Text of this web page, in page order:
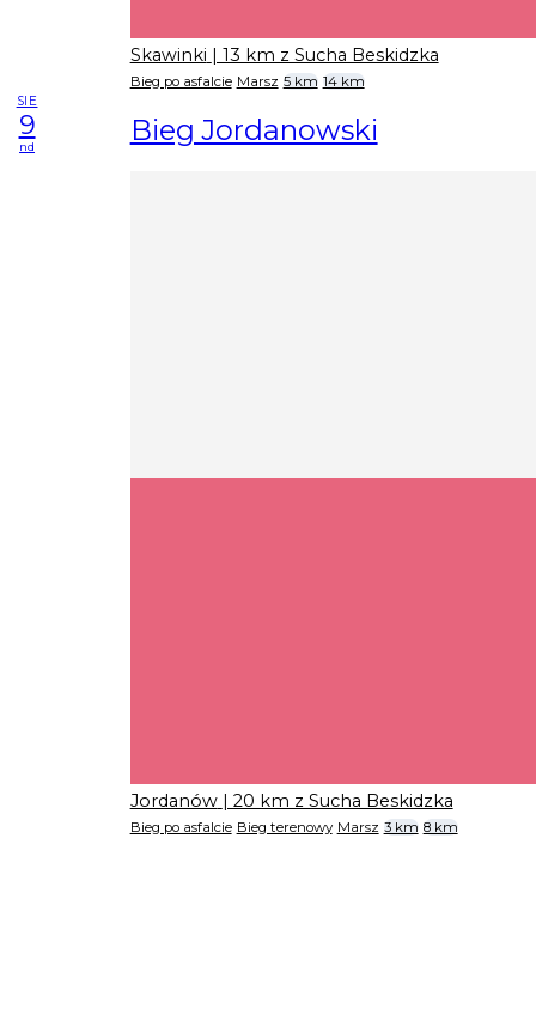
Skawinki | 13 km z Sucha Beskidzka
Bieg po asfalcie Marsz 5 km 14 km
SIE
9
nd Bieg Jordanowski
Jordanów | 20 km z Sucha Beskidzka
Bieg po asfalcie Bieg terenowy Marsz 3 km 8 km